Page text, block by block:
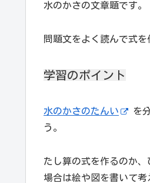
水のかさの文章題です。
問題文をよく読んで式を
学習のポイント
水のかさのたんい
を
う。
たし算の式を作るのか
場合は絵や図を書いて考